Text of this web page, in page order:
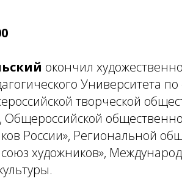
окончил
Университета
творческой
Общероссийской
России», Региональной
художников»,